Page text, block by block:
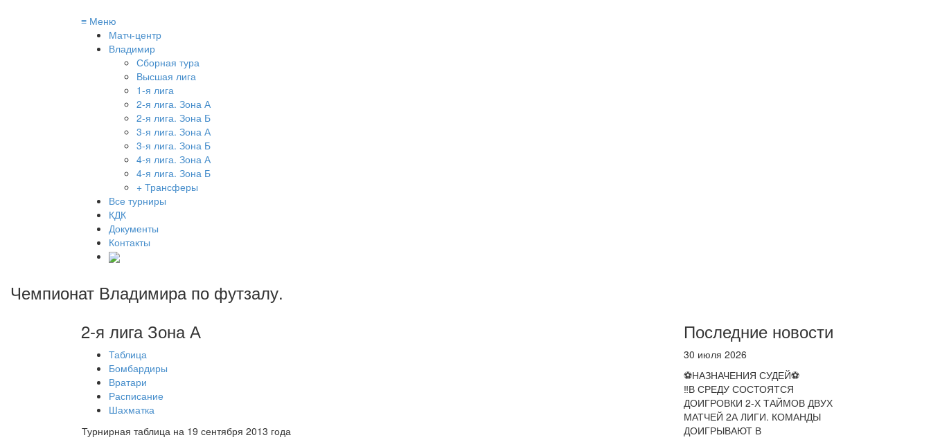
≡ Меню
Матч-центр
Владимир
Сборная тура
Высшая лига
1-я лига
2-я лига. Зона А
2-я лига. Зона Б
3-я лига. Зона А
3-я лига. Зона Б
4-я лига. Зона А
4-я лига. Зона Б
+ Трансферы
Все турниры
КДК
Документы
Контакты
Чемпионат Владимира по футзалу.
2-я лига Зона А
Таблица
Бомбардиры
Вратари
Расписание
Шахматка
Турнирная таблица на 19 сентября 2013 года
Последние новости
30 июля 2026
⚽НАЗНАЧЕНИЯ СУДЕЙ⚽
‼В СРЕДУ СОСТОЯТСЯ
ДОИГРОВКИ 2-Х ТАЙМОВ ДВУХ
МАТЧЕЙ 2А ЛИГИ. КОМАНДЫ
ДОИГРЫВАЮТ В